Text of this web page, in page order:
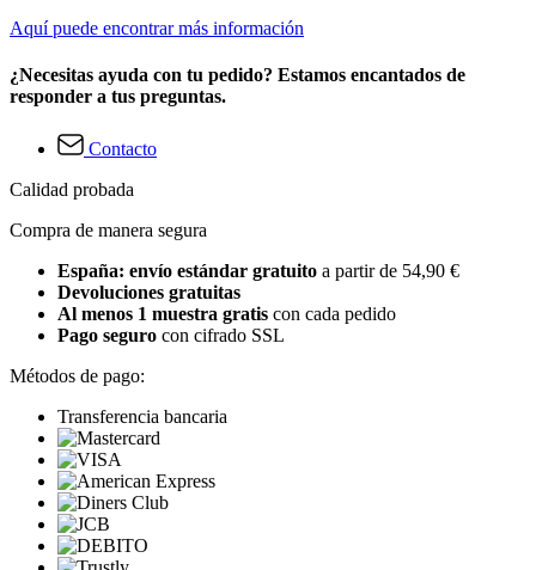
Aquí puede encontrar más información
¿Necesitas ayuda con tu pedido? Estamos encantados de
responder a tus preguntas.
Contacto
Calidad probada
Compra de manera segura
España: envío estándar gratuito a partir de 54,90 €
Devoluciones gratuitas
Al menos 1 muestra gratis con cada pedido
Pago seguro con cifrado SSL
Métodos de pago:
Transferencia bancaria